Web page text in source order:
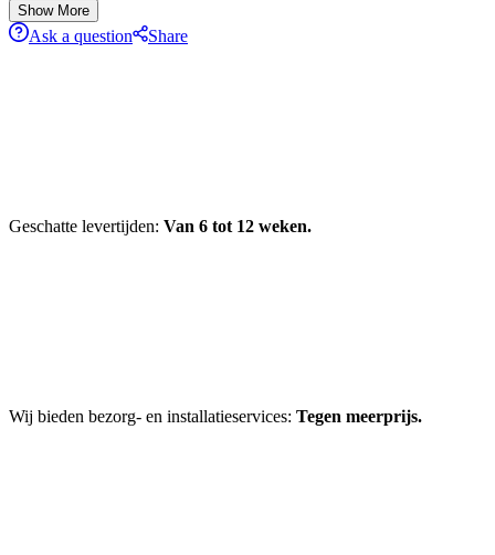
Show More
Ask a question Share
Geschatte levertijden: Van 6 tot 12 weken.
Wij bieden bezorg- en installatieservices: Tegen meerprijs.